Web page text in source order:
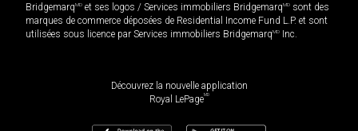
BridgemarqMD et ses logos / Services immobiliers BridgemarqMD sont des
marques de commerce déposées de Residential Income Fund L.P. et sont
utilisées sous licence par Services immobiliers BridgemarqMD Inc.
Découvrez la nouvelle application
Royal LePageMD